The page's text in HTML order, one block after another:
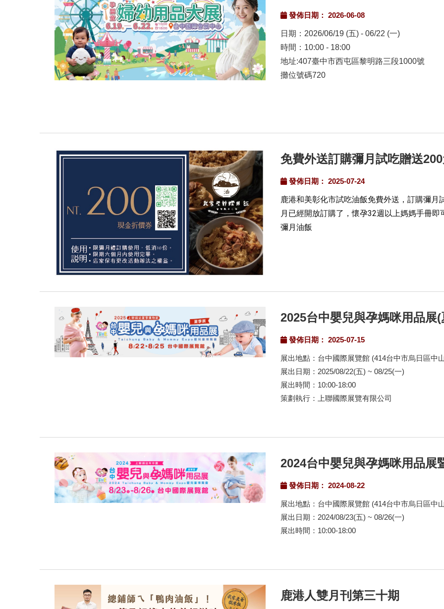
發佈日期： 2026-06-08
日期：2026/06/19 (五) - 06/22 (一)
時間：10:00 - 18:00
地址:407臺中市西屯區黎明路三段1000號
攤位號碼720
免費外送訂購彌月試吃贈送
發佈日期： 2025-07-24
鹿港和美彰化市試吃油飯免費外送，訂購彌月
月已經開放訂購了，懷孕32週以上媽媽手冊
彌月油飯
2025台中嬰兒與孕媽咪用品展(
發佈日期： 2025-07-15
展出地點：台中國際展覽館 (414台中市烏日區中
展出日期：2025/08/22(五) ~ 08/25(一)
展出時間：10:00-18:00
策劃執行：上聯國際展覽有限公司
2024台中嬰兒與孕媽咪用品展
發佈日期： 2024-08-22
展出地點：台中國際展覽館 (414台中市烏日區中
展出日期：2024/08/23(五) ~ 08/26(一)
展出時間：10:00-18:00
鹿港人雙月刊第三十期